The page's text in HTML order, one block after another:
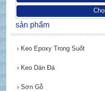
sản phẩm
› Keo Epoxy Trong Suốt
› Keo Dán Đá
› Sơn Gỗ